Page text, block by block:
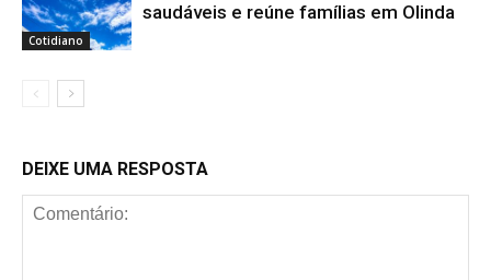
Cotidiano
saudáveis e reúne famílias em Olinda
DEIXE UMA RESPOSTA